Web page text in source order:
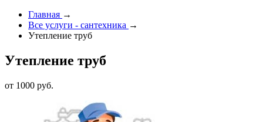
Главная →
Все услуги - cантехника →
Утепление труб
Утепление труб
от 1000 руб.